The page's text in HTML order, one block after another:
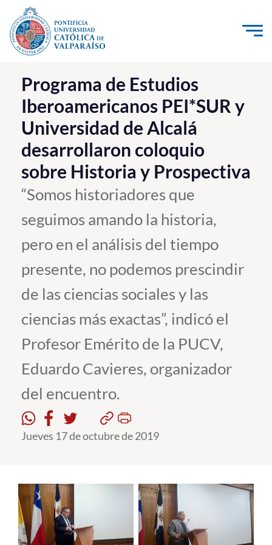
Click acá para ir directamente al contenido
La Universidad
Investigación, Creación e Innovación
PUCV Internacional
Vinculación con el Medio
Admisión
Pregrado
Postgrado
Formación Continua
Académicos
Funcionarios
Alumni
English
Programa de Estudios
Iberoamericanos PEI*SUR y
Universidad de Alcalá
desarrollaron coloquio
sobre Historia y Prospectiva
“Somos historiadores que
seguimos amando la historia,
pero en el análisis del tiempo
presente, no podemos prescindir
de las ciencias sociales y las
ciencias más exactas”, indicó el
Profesor Emérito de la PUCV,
Eduardo Cavieres, organizador
del encuentro.
Jueves 17 de octubre de 2019